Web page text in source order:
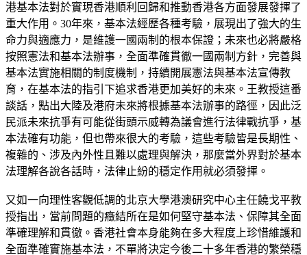
港基本法對於實現香港順利回歸和推動香港各方面發展發揮了
重大作用。30年來，基本法經歷各種考驗，展現出了強大的生
命力與適應力，是維護一國兩制的根本保證；未來也必將嚴格
按照憲法和基本法辦事，全面準確貫徹一國兩制方針，完善與
基本法實施相關的制度機制，持續開展憲法與基本法宣傳教
育，在基本法的指引下追求香港更加美好的未來。王教授這番
談話，點出大陸及港府未來將根據基本法辦事的路徑，因此泛
民派未來抗爭有可能從街頭示威轉為議會進行法律戰抗爭，基
本法確有功能，但也帶來很大的考驗，這些考驗皆是長期性、
複雜的、涉及內外性且難以處理與解決，那麼當外界對於基本
法理解各說各話時，法律止紛的穩定作用就必須發揮。
又如一向理性客觀低調的北京大學港澳研究中心主任饒戈平教
授指出，當前問題的癥結所在是如何堅守基本法、保障其全面
準確理解和貫徹。香港社會本身能夠在多大程度上珍惜維護和
全面準確實施基本法，不單將決定今後二十多年香港的繁榮穩